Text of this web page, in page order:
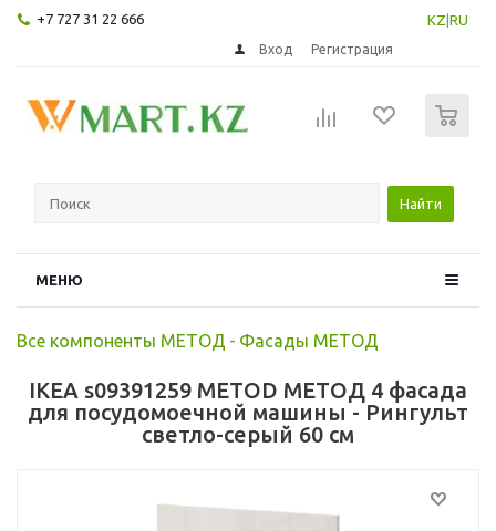
+7 727 31 22 666 KZ RU
Вход Регистрация
Найти
МЕНЮ
Все компоненты МЕТОД - Фасады МЕТОД
IKEA s09391259 METOD МЕТОД 4 фасада
для посудомоечной машины - Рингульт
светло-серый 60 см